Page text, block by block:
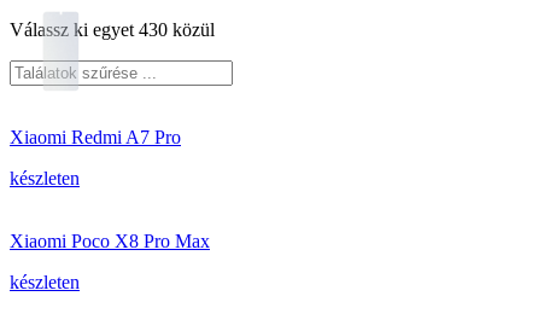
Válassz ki egyet 430 közül
Xiaomi Redmi A7 Pro
készleten
Xiaomi Poco X8 Pro Max
készleten